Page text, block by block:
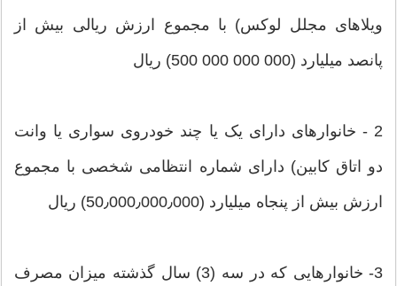
ویلاهای مجلل لوکس) با مجموع ارزش ریالی بیش از
پانصد میلیارد (000 000 000 500) ریال
2 - خانوارهای دارای یک یا چند خودروی سواری یا وانت
دو اتاق کابین) دارای شماره انتظامی شخصی با مجموع
ارزش بیش از پنجاه میلیارد (50٫000٫000٫000) ریال
3- خانوارهایی که در سه (3) سال گذشته میزان مصرف